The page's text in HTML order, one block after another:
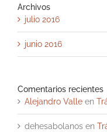
Archivos
julio 2016
junio 2016
Comentarios recientes
Alejandro Valle en
dehesabolanos en